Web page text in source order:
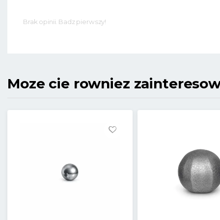
Brak opinii. Badz pierwszy!
Moze cie rowniez